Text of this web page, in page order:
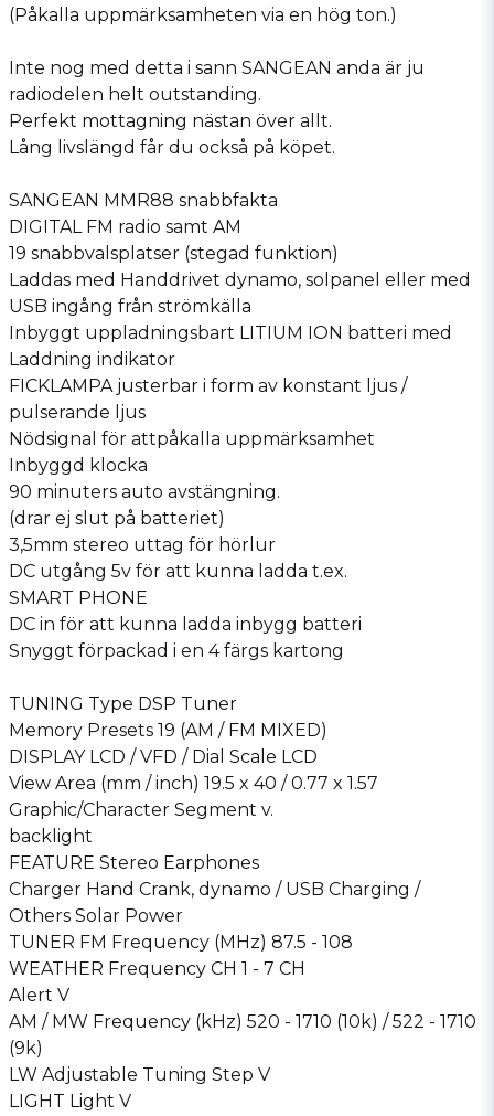
(Påkalla uppmärksamheten via en hög ton.)
Inte nog med detta i sann SANGEAN anda är ju
radiodelen helt outstanding.
Perfekt mottagning nästan över allt.
Lång livslängd får du också på köpet.
SANGEAN MMR88 snabbfakta
DIGITAL FM radio samt AM
19 snabbvalsplatser (stegad funktion)
Laddas med Handdrivet dynamo, solpanel eller med
USB ingång från strömkälla
Inbyggt uppladningsbart LITIUM ION batteri med
Laddning indikator
FICKLAMPA justerbar i form av konstant ljus /
pulserande ljus
Nödsignal för attpåkalla uppmärksamhet
Inbyggd klocka
90 minuters auto avstängning.
(drar ej slut på batteriet)
3,5mm stereo uttag för hörlur
DC utgång 5v för att kunna ladda t.ex.
SMART PHONE
DC in för att kunna ladda inbygg batteri
Snyggt förpackad i en 4 färgs kartong
TUNING Type DSP Tuner
Memory Presets 19 (AM / FM MIXED)
DISPLAY LCD / VFD / Dial Scale LCD
View Area (mm / inch) 19.5 x 40 / 0.77 x 1.57
Graphic/Character Segment v.
backlight
FEATURE Stereo Earphones
Charger Hand Crank, dynamo / USB Charging /
Others Solar Power
TUNER FM Frequency (MHz) 87.5 - 108
WEATHER Frequency CH 1 - 7 CH
Alert V
AM / MW Frequency (kHz) 520 - 1710 (10k) / 522 - 1710
(9k)
LW Adjustable Tuning Step V
LIGHT Light V